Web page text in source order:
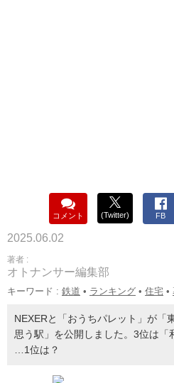
コメント (Twitter) FB
2025.06.02
著者 :
オトナンサー編集部
キーワード : 鉄道 • ランキング • 住宅 •
NEXERと「おうちパレット」が「
思う駅」を公開しました。3位は「
…1位は？